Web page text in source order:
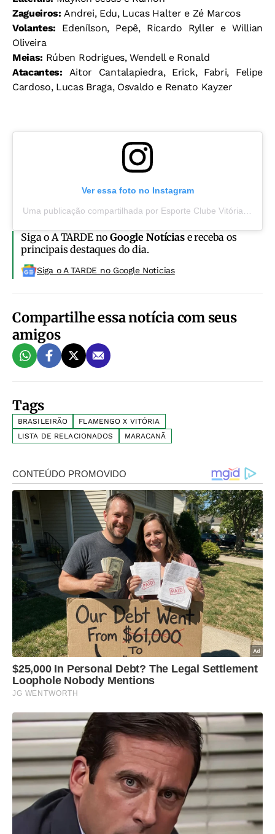
Zagueiros:Andrei, Edu, Lucas Halter e Zé Marcos
Volantes: Edenílson, Pepê, Ricardo Ryller e Willian
Oliveira
Meias: Rúben Rodrigues, Wendell e Ronald
Atacantes: Aitor Cantalapiedra, Erick, Fabri, Felipe
Cardoso, Lucas Braga, Osvaldo e Renato Kayzer
Ver essa foto no Instagram
Siga o A TARDE noGoogle Notíciase receba os
principais destaques do dia.
Siga o A TARDE no Google Noticias
Compartilhe essa notícia com seus
amigos
Tags
BRASILEIRÃO
FLAMENGO X VITÓRIA
LISTA DE RELACIONADOS
MARACANÃ